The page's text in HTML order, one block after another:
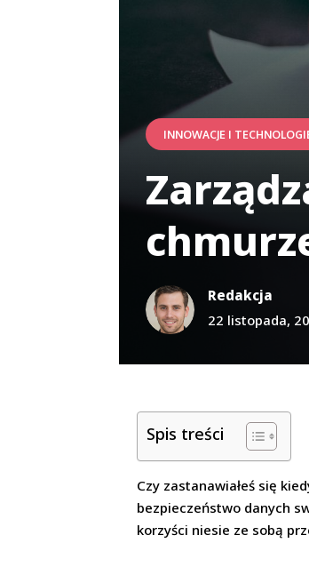
INNOWACJE I
Redakcja
22 listopada,
Spis treści
Czy zastanawiałeś się
bezpieczeństwo danych
korzyści niesie ze sobą